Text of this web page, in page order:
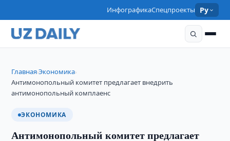
ИнфографикаСпецпроекты Ру
Главная›Экономика›
Антимонопольный комитет предлагает внедрить
антимонопольный комплаенс
ЭКОНОМИКА
Антимонопольный комитет предлагает